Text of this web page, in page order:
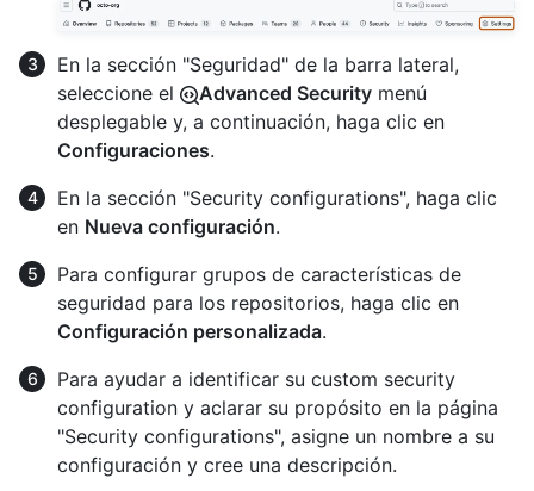
En la sección "Seguridad" de la barra lateral,
seleccione el
Advanced Security menú
desplegable y, a continuación, haga clic en
Configuraciones.
En la sección "Security configurations", haga clic
en Nueva configuración.
Para configurar grupos de características de
seguridad para los repositorios, haga clic en
Configuración personalizada.
Para ayudar a identificar su custom security
configuration y aclarar su propósito en la página
"Security configurations", asigne un nombre a su
configuración y cree una descripción.